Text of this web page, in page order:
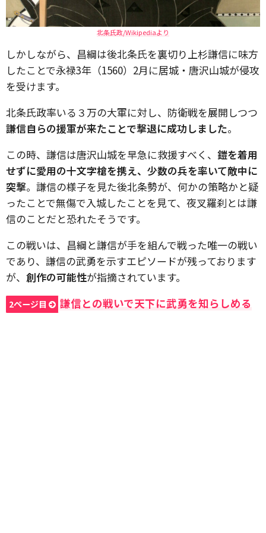
北条氏政/Wikipediaより
しかしながら、昌綱は後北条氏を裏切り上杉謙信に味方
したことで永禄3年（1560）2月に居城・唐沢山城が侵攻
を受けます。
北条氏政率いる３万の大軍に対し、防衛戦を展開しつつ
謙信自らの援軍が来たことで撃退に成功しました。
この時、謙信は唐沢山城を早急に救援すべく、 鎧を着用
せずに愛用の十文字槍を携え、少数の兵を率いて敵中に
突撃。謙信の様子を見た後北条勢が、何かの策略かと疑
ったことで無傷で入城したことを見て、夜叉羅刹とは謙
信のことだと恐れたそうです。
この戦いは、昌綱と謙信が手を組んで戦った唯一の戦い
であり、謙信の武勇を示すエピソードが残っております
が、 創作の可能性が指摘されています。
2ページ目 謙信との戦いで天下に武勇を知らしめる